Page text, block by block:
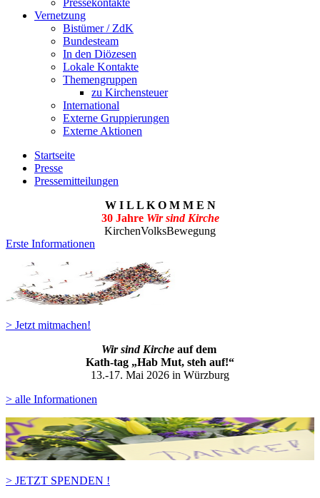
Pressekontakte
Vernetzung
Bistümer / ZdK
Bundesteam
In den Diözesen
Lokale Kontakte
Themengruppen
zu Kirchensteuer
International
Externe Gruppierungen
Externe Aktionen
Startseite
Presse
Pressemitteilungen
W I L L K O M M E N
30 Jahre Wir sind Kirche
KirchenVolksBewegung
Erste Informationen
> Jetzt mitmachen!
Wir sind Kirche auf dem
Kath-tag „Hab Mut, steh auf!“
13.-17. Mai 2026 in Würzburg
> alle Informationen
> JETZT SPENDEN !